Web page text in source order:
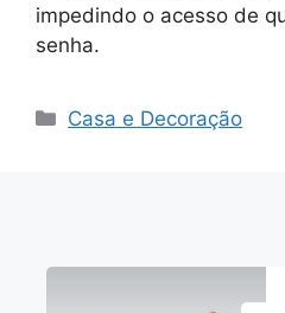
impedindo o acesso de
senha.
Categorias
Casa e Decoração